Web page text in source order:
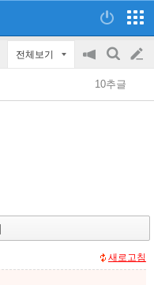
전체보기
공
지
on/off
검
색
글
쓰
10추글
새로고침